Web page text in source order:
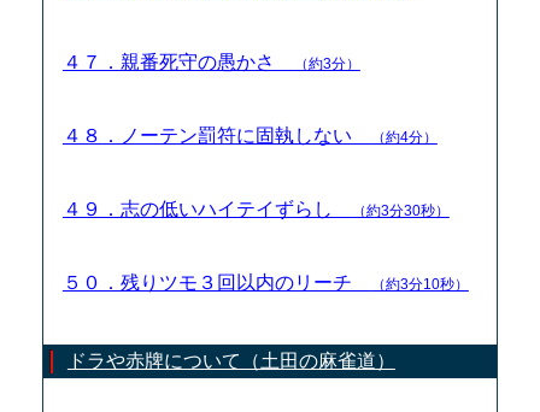
４７．親番死守の愚かさ （約3分）
４８．ノーテン罰符に固執しない （約4分）
４９．志の低いハイテイずらし （約3分30秒）
５０．残りツモ３回以内のリーチ （約3分10秒）
ドラや赤牌について（土田の麻雀道）